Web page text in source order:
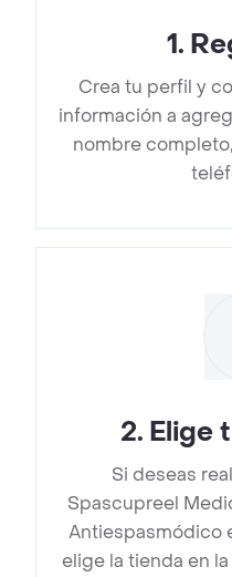
1.
Crea tu perfil y
información a
nombre
2. Elige
Si deseas
Spascupreel
Antiespasmódico
elige la tienda en